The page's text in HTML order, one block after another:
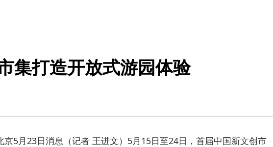
集打造开放式游园体验
京5月23日消息（记者 王进文）5月15日至24日，首届中国新文创市